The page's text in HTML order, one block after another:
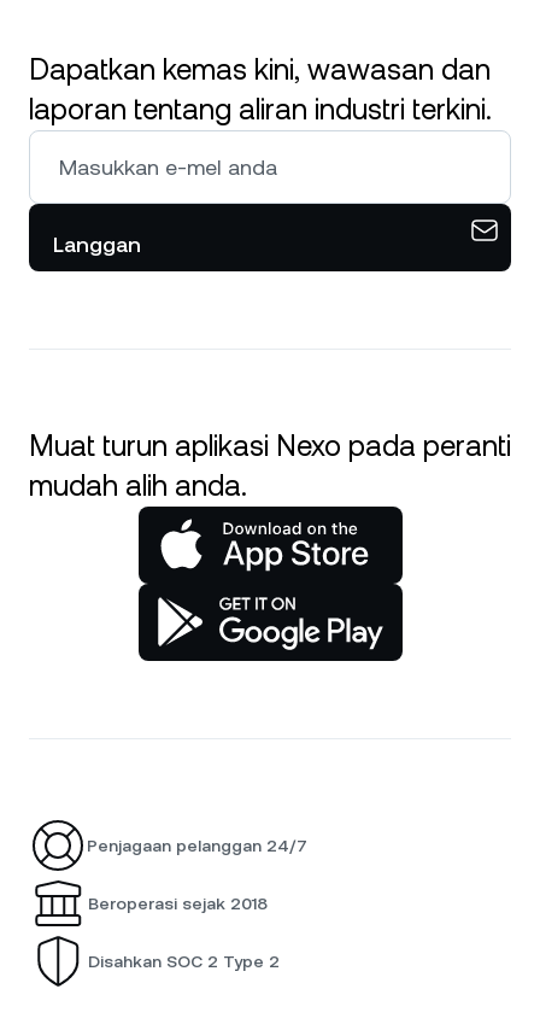
Dapatkan kemas kini, wawasan dan
laporan tentang aliran industri terkini.
Langgan
Muat turun aplikasi Nexo pada peranti
mudah alih anda.
Penjagaan pelanggan 24/7
Beroperasi sejak 2018
Disahkan SOC 2 Type 2